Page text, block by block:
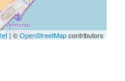
| ©OpenStreetMapcontributors